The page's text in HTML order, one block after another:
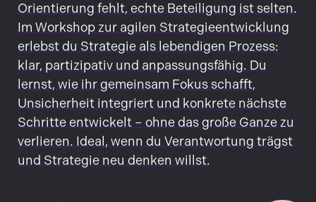
Orientierung fehlt, echte Beteiligung ist selten.
Im Workshop zur agilen Strategieentwicklung
erlebst du Strategie als lebendigen Prozess:
klar, partizipativ und anpassungsfähig. Du
lernst, wie ihr gemeinsam Fokus schafft,
Unsicherheit integriert und konkrete nächste
Schritte entwickelt – ohne das große Ganze zu
verlieren. Ideal, wenn du Verantwortung trägst
und Strategie neu denken willst.